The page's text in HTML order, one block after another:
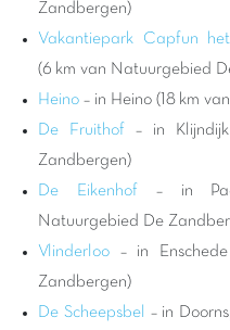
en ontspanning
voor het plezier van het
faciliteiten: waterparken
en tal van activiteiten
adembenemende
stacaravan of
in onze speeltuinen terwijl
van rust. Dit is de ideale
familieherinneringen te
omringende natuur te
Capfun diensten en animaties.
Zandbergen)
Vakantiepark Capfun
(6 km van Natuurgebied
Heino – in Heino (18 km
De Fruithof – in
Zandbergen)
De Eikenhof – in
Natuurgebied De
Vlinderloo – in
Zandbergen)
De Scheepsbel – in